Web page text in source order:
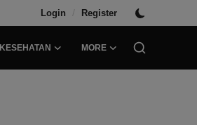
Login / Register
KESEHATAN MORE